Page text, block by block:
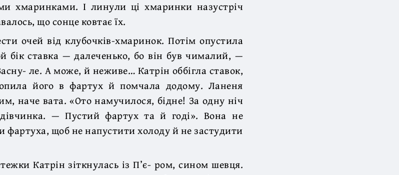
хмаринками. І линули ці хмаринки назустріч
що сонце ковтає їх.
очей від клубочків-хмаринок. Потім опустила
бік ставка — далеченько, бо він був чималий, —
ле. А може, й неживе… Катрін оббігла ставок,
його в фартух й помчала додому. Ланеня
наче вата. «Ото намучилося, бідне! За одну ніч
— Пустий фартух та й годі». Вона не
фартуха, щоб не напустити холоду й не застудити
Катрін зіткнулась із П’є- ром, сином шевця.